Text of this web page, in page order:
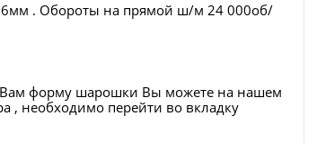
6мм . Обороты на прямой ш/м 24 000об/
Вам форму шарошки Вы можете на нашем
, необходимо перейти во вкладку